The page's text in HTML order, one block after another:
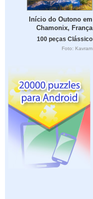
Início do Outono em
Chamonix, França
100 peças Clássico
Foto: Kavram